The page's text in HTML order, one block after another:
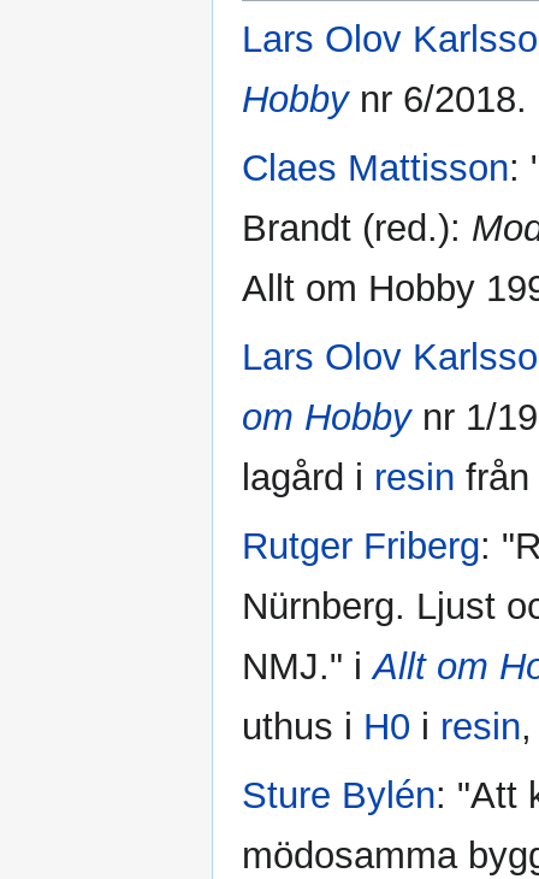
Lars Olov
Hobbynr 6/2018.
Claes Mattisson:
Brandt (red.):
Allt om Hobby
Lars Olov
om Hobbynr 1/
lagård i resin från
Rutger Friberg:
Nürnberg. Ljust
NMJ." iAllt om
uthus i H0 i resin
Sture Bylén: "Att
mödosamma